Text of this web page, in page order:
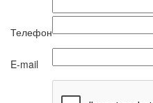
Телефон
E-mail